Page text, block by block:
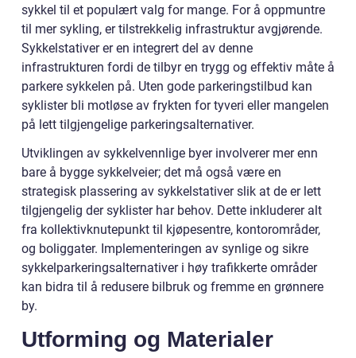
sykkel til et populært valg for mange. For å oppmuntre
til mer sykling, er tilstrekkelig infrastruktur avgjørende.
Sykkelstativer er en integrert del av denne
infrastrukturen fordi de tilbyr en trygg og effektiv måte å
parkere sykkelen på. Uten gode parkeringstilbud kan
syklister bli motløse av frykten for tyveri eller mangelen
på lett tilgjengelige parkeringsalternativer.
Utviklingen av sykkelvennlige byer involverer mer enn
bare å bygge sykkelveier; det må også være en
strategisk plassering av sykkelstativer slik at de er lett
tilgjengelig der syklister har behov. Dette inkluderer alt
fra kollektivknutepunkt til kjøpesentre, kontorområder,
og boliggater. Implementeringen av synlige og sikre
sykkelparkeringsalternativer i høy trafikkerte områder
kan bidra til å redusere bilbruk og fremme en grønnere
by.
Utforming og Materialer